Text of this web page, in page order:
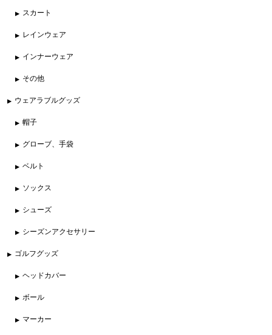
スカート
レインウェア
インナーウェア
その他
ウェアラブルグッズ
帽子
グローブ、手袋
ベルト
ソックス
シューズ
シーズンアクセサリー
ゴルフグッズ
ヘッドカバー
ボール
マーカー